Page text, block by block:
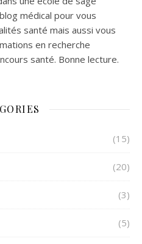
médical pour vous
santé mais aussi vous
en recherche
santé. Bonne lecture.
(15)
(20)
(3)
(5)